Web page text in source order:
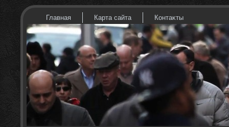
Главная Карта сайта Контаκты